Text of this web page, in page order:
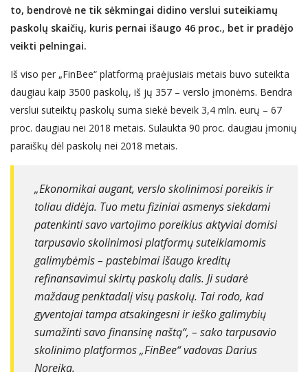
to, bendrovė ne tik sėkmingai didino verslui suteikiamų
paskolų skaičių, kuris pernai išaugo 46 proc., bet ir pradėjo
veikti pelningai.
Iš viso per „FinBee“ platformą praėjusiais metais buvo suteikta
daugiau kaip 3500 paskolų, iš jų 357 – verslo įmonėms. Bendra
verslui suteiktų paskolų suma siekė beveik 3,4 mln. eurų – 67
proc. daugiau nei 2018 metais. Sulaukta 90 proc. daugiau įmonių
paraiškų dėl paskolų nei 2018 metais.
„Ekonomikai augant, verslo skolinimosi poreikis ir
toliau didėja. Tuo metu fiziniai asmenys siekdami
patenkinti savo vartojimo poreikius aktyviai domisi
tarpusavio skolinimosi platformų suteikiamomis
galimybėmis – pastebimai išaugo kreditų
refinansavimui skirtų paskolų dalis. Ji sudarė
maždaug penktadalį visų paskolų. Tai rodo, kad
gyventojai tampa atsakingesni ir ieško galimybių
sumažinti savo finansinę naštą“, – sako tarpusavio
skolinimo platformos „FinBee“ vadovas Darius
Noreika.